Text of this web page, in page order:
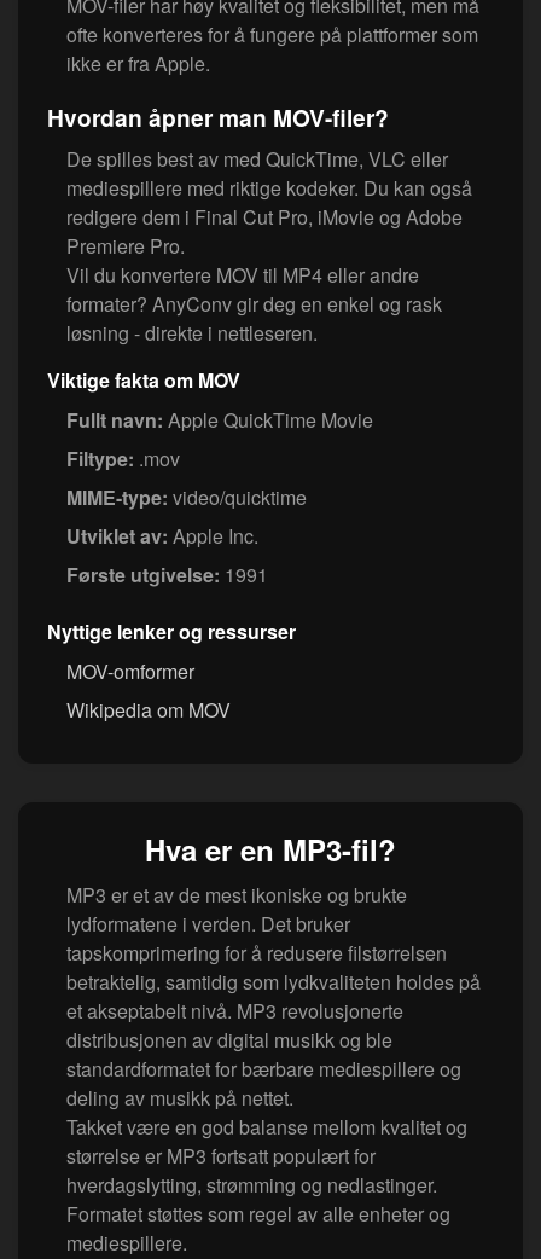
ofte konverteres for å fungere på plattformer som
ikke er fra Apple.
Hvordan åpner man MOV-filer?
De spilles best av med QuickTime, VLC eller
mediespillere med riktige kodeker. Du kan også
redigere dem i Final Cut Pro, iMovie og Adobe
Premiere Pro.
Vil du konvertere MOV til MP4 eller andre
formater? AnyConv gir deg en enkel og rask
løsning - direkte i nettleseren.
Viktige fakta om MOV
Fullt navn: Apple QuickTime Movie
Filtype: .mov
MIME-type: video/quicktime
Utviklet av: Apple Inc.
Første utgivelse: 1991
Nyttige lenker og ressurser
MOV-omformer
Wikipedia om MOV
Hva er en MP3-fil?
MP3 er et av de mest ikoniske og brukte
lydformatene i verden. Det bruker
tapskomprimering for å redusere filstørrelsen
betraktelig, samtidig som lydkvaliteten holdes på
et akseptabelt nivå. MP3 revolusjonerte
distribusjonen av digital musikk og ble
standardformatet for bærbare mediespillere og
deling av musikk på nettet.
Takket være en god balanse mellom kvalitet og
størrelse er MP3 fortsatt populært for
hverdagslytting, strømming og nedlastinger.
Formatet støttes som regel av alle enheter og
mediespillere.